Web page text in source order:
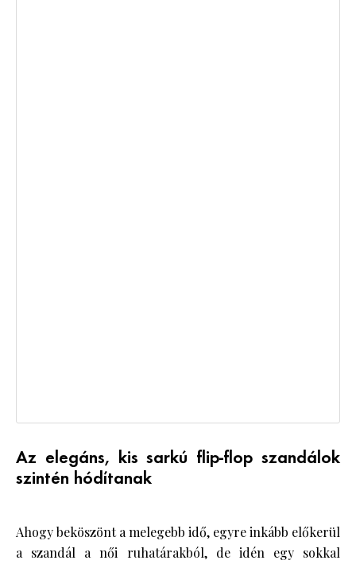
Az elegáns, kis sarkú flip-flop szandálok
szintén hódítanak
Ahogy beköszönt a melegebb idő, egyre inkább előkerül
a szandál a női ruhatárakból, de idén egy sokkal